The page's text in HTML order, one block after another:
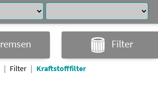
Filter
Filter Kraftstofffilter